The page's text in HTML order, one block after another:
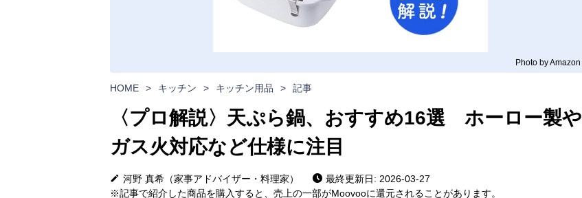
Photo by Amazon
HOME > キッチン > キッチン用品 > 記事
〈プロ解説〉天ぷら鍋、おすすめ16選 ホーロー製や
ガス火対応など仕様に注目
河野 真希（家事アドバイザー・料理家）
最終更新日: 2026-03-27
※記事で紹介した商品を購入すると、売上の一部がMoovooに還元されることがあります。